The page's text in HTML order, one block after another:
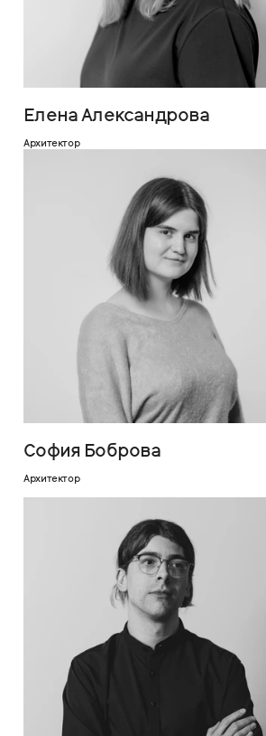
Елена Александрова
Архитектор
София Боброва
Архитектор